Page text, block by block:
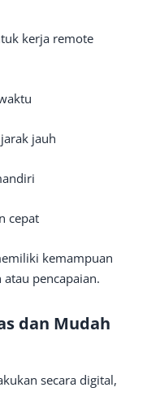
kerja remote
jauh
cepat
kemampuan
pencapaian.
dan Mudah
secara digital,